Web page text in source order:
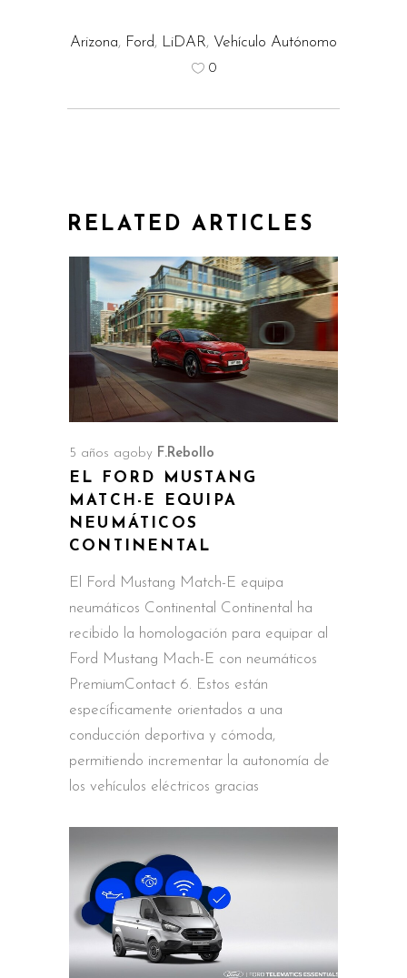
Arizona, Ford, LiDAR, Vehículo Autónomo
0
RELATED ARTICLES
5 años agoby F.Rebollo
EL FORD MUSTANG
MATCH-E EQUIPA
NEUMÁTICOS
CONTINENTAL
El Ford Mustang Match-E equipa
neumáticos Continental Continental ha
recibido la homologación para equipar al
Ford Mustang Mach-E con neumáticos
PremiumContact 6. Estos están
específicamente orientados a una
conducción deportiva y cómoda,
permitiendo incrementar la autonomía de
los vehículos eléctricos gracias